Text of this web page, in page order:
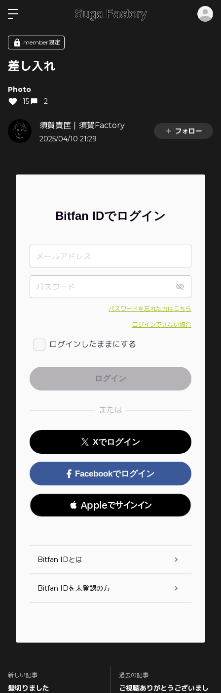
member限定
差し入れ
Photo
15
2
須賀貴匡｜須賀Factory
2025/04/10 21:29
フォロー
Bitfan IDでログイン
パスワードを忘れた方はこちら
ログインできない場合
ログインしたままにする
または
Xでログイン
Facebookでログイン
 Appleでサインイン
Bitfan IDとは
Bitfan IDを未登録の方
新しい記事
髪切りました
過去の記事
ご視聴ありがとうございまし